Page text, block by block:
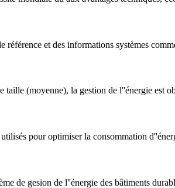
et des informations systèmes
taille (moyenne), la gestion de l''énergie est
pour optimiser la consommation
de gesion de l''énergie des bâtiments